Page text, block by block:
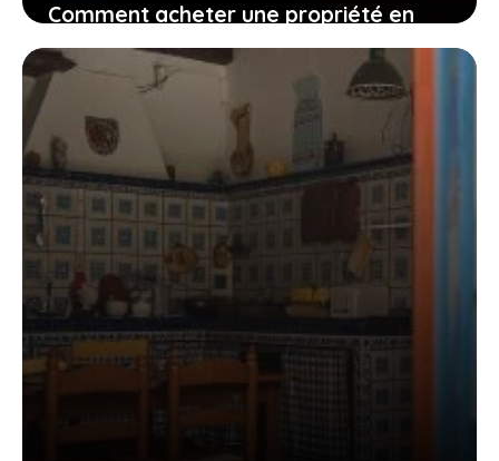
Comment acheter une propriété en
Espagne pour investir dans
l’immobilier locatif ?
22 mai 2023